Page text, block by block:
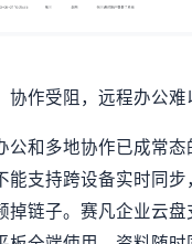
协作受阻，远程办公难
公和多地协作已成常态
能支持跨设备实时同步
掉链子。赛凡企业云盘